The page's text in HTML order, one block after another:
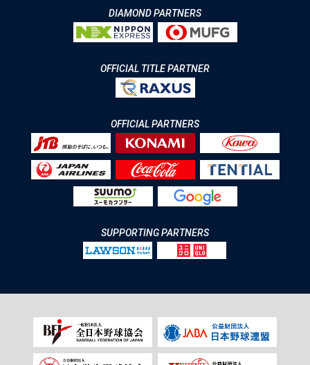
DIAMOND PARTNERS
OFFICIAL TITLE PARTNER
OFFICIAL PARTNERS
SUPPORTING PARTNERS